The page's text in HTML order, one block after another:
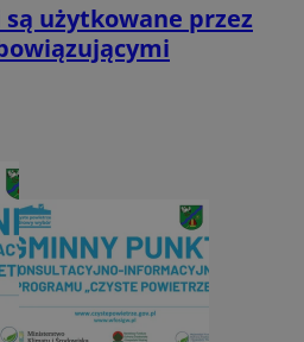
użytkowane przez